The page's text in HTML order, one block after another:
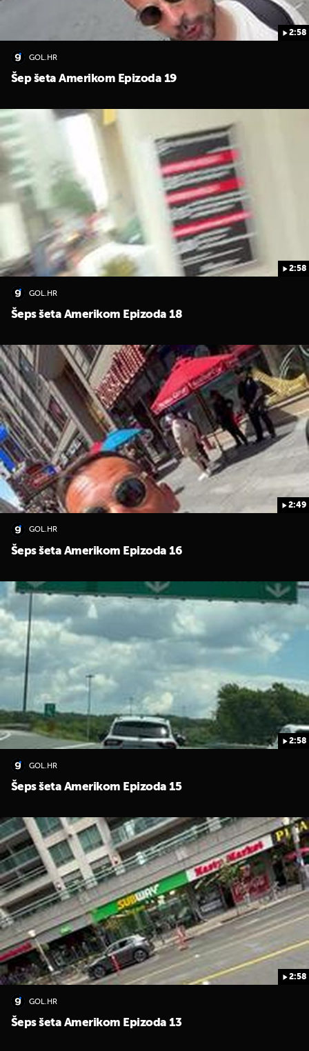
2:58
GOL.HR
Šep šeta Amerikom Epizoda 19
2:58
GOL.HR
Šeps šeta Amerikom Epizoda 18
2:49
GOL.HR
Šeps šeta Amerikom Epizoda 16
2:58
GOL.HR
Šeps šeta Amerikom Epizoda 15
2:58
GOL.HR
Šeps šeta Amerikom Epizoda 13